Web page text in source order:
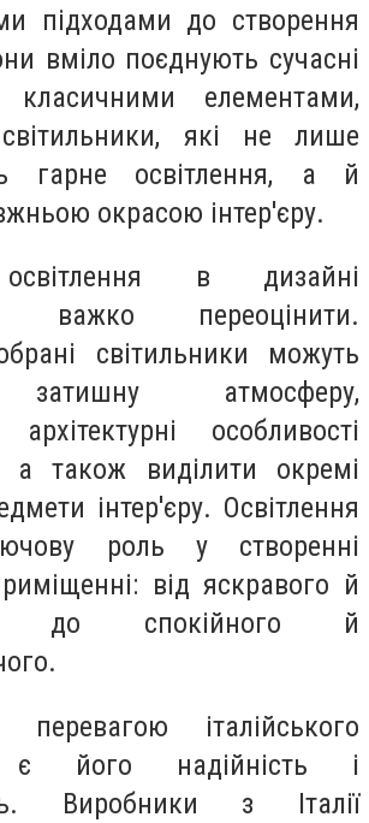
підходами до створення
вміло поєднують сучасні
класичними елементами,
які не лише
гарне освітлення, а й
окрасою інтер'єру.
в дизайні
важко переоцінити.
світильники можуть
затишну атмосферу,
архітектурні особливості
а також виділити окремі
інтер'єру. Освітлення
роль у створенні
від яскравого й
до спокійного й
італійського
є його надійність і
Виробники з Італії